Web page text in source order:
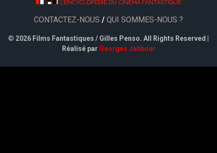
CONTACTEZ-NOUS / QUI SOMMES-NOUS ?
© 2026 Films Fantastiques / Gilles Penso. All Rights Reserved |
Réalisé par Georges Jabbour